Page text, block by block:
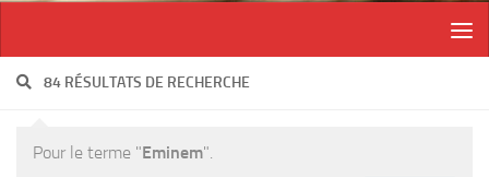
84 RÉSULTATS DE RECHERCHE
Pour le terme "Eminem".